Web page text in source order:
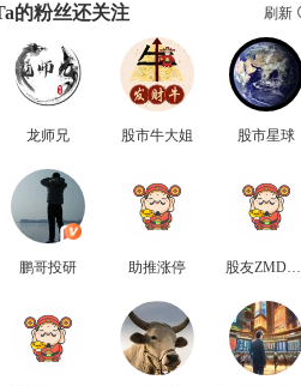
的粉丝还关注 刷新
龙师兄 股市牛大姐 股市星球
鹏哥投研 助推涨停 股友ZMDwdC